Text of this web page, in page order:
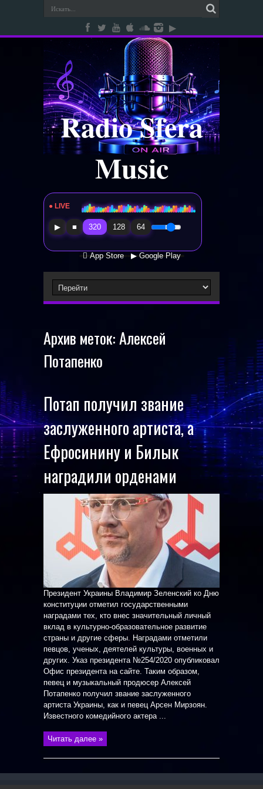
Radio Sfera
Music
● LIVE Radio Sfera Music
▶ ■ 320 128 64
 App Store ▶ Google Play
Архив меток:Алексей
Потапенко
Потап получил звание
заслуженного артиста, а
Ефросинину и Билык
наградили орденами
Президент Украины Владимир Зеленский ко Дню
конституции отметил государственными
наградами тех, кто внес значительный личный
вклад в культурно-образовательное развитие
страны и другие сферы. Наградами отметили
певцов, ученых, деятелей культуры, военных и
других. Указ президента №254/2020 опубликовал
Офис президента на сайте. Таким образом,
певец и музыкальный продюсер Алексей
Потапенко получил звание заслуженного
артиста Украины, как и певец Арсен Мирзоян.
Известного комедийного актера ...
Читать далее »